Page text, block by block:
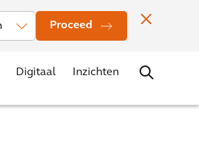
Proceed
Vestigingen Contact
Digitaal Inzichten